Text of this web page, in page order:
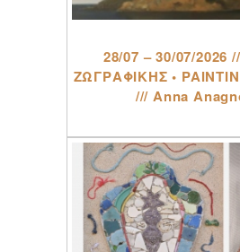
28/07 – 30/07/
ΖΩΓΡΑΦΙΚΗΣ •
/// Anna